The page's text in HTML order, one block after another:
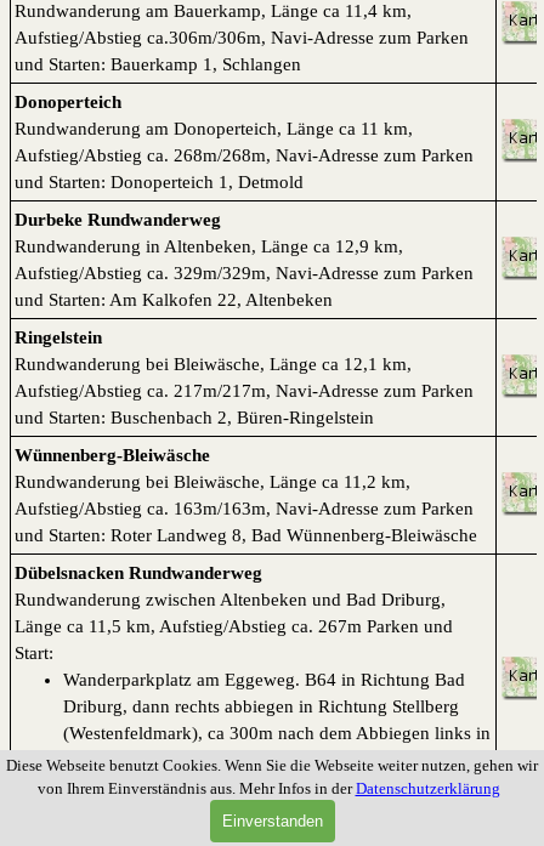
Rundwanderung am Bauerkamp, Länge ca 11,4 km,
Aufstieg/Abstieg ca.306m/306m, Navi-Adresse zum Parken
und Starten: Bauerkamp 1, Schlangen
Donoperteich
Rundwanderung am Donoperteich, Länge ca 11 km,
Aufstieg/Abstieg ca. 268m/268m, Navi-Adresse zum Parken
und Starten: Donoperteich 1, Detmold
Durbeke Rundwanderweg
Rundwanderung in Altenbeken, Länge ca 12,9 km,
Aufstieg/Abstieg ca. 329m/329m, Navi-Adresse zum Parken
und Starten: Am Kalkofen 22, Altenbeken
Ringelstein
Rundwanderung bei Bleiwäsche, Länge ca 12,1 km,
Aufstieg/Abstieg ca. 217m/217m, Navi-Adresse zum Parken
und Starten: Buschenbach 2, Büren-Ringelstein
Wünnenberg-Bleiwäsche
Rundwanderung bei Bleiwäsche, Länge ca 11,2 km,
Aufstieg/Abstieg ca. 163m/163m, Navi-Adresse zum Parken
und Starten: Roter Landweg 8, Bad Wünnenberg-Bleiwäsche
Dübelsnacken Rundwanderweg
Rundwanderung zwischen Altenbeken und Bad Driburg,
Länge ca 11,5 km, Aufstieg/Abstieg ca. 267m Parken und
Start:
Wanderparkplatz am Eggeweg. B64 in Richtung Bad
Driburg, dann rechts abbiegen in Richtung Stellberg
(Westenfeldmark), ca 300m nach dem Abbiegen links in
den Eggeweg
oder Schützenweg 16, Altenbeken
Diese Webseite benutzt Cookies. Wenn Sie die Webseite weiter nutzen, gehen wir
von Ihrem Einverständnis aus. Mehr Infos in derDatenschutzerklärung
Einverstanden